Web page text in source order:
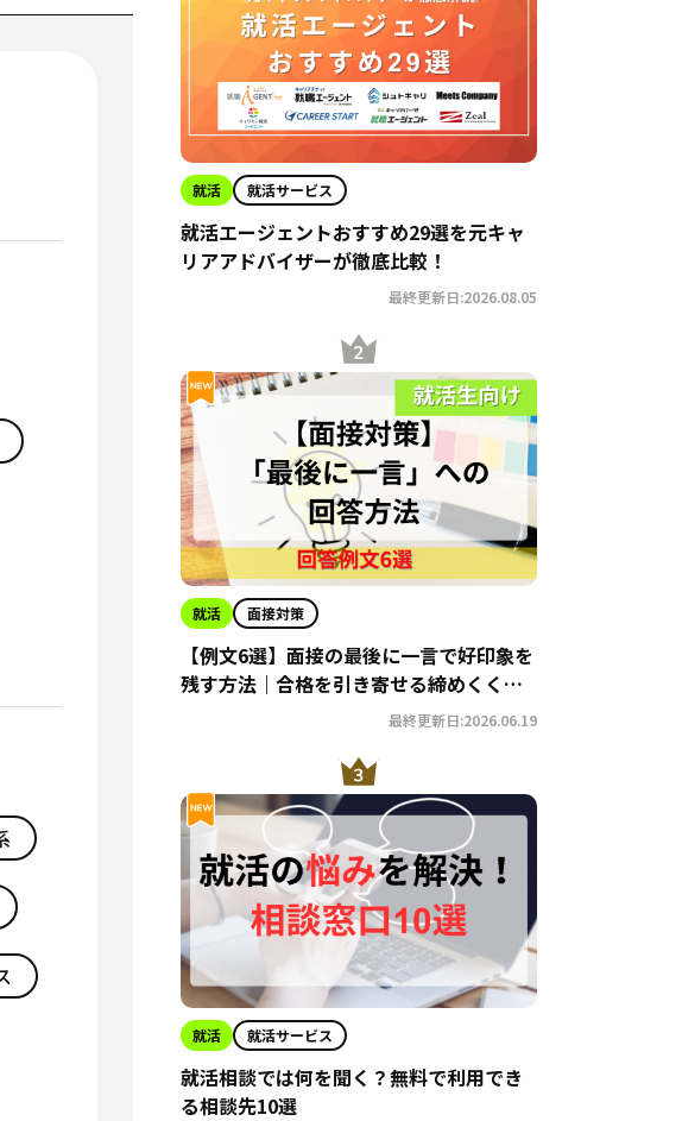
就活 就活サービス
就活エージェントおすすめ29選を元キャ
リアアドバイザーが徹底比較！
最終更新日:2026.08.05
就活 面接対策
【例文6選】面接の最後に一言で好印象を
残す方法｜合格を引き寄せる締めくくり
最終更新日:2026.06.19
就活 就活サービス
就活相談では何を聞く？無料で利用でき
る相談先10選